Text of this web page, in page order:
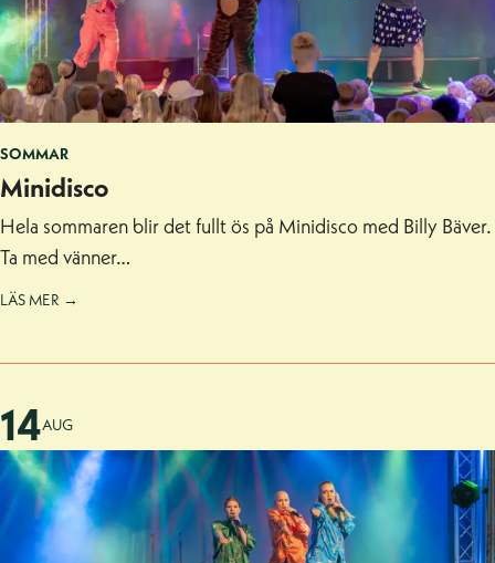
SOMMAR
Minidisco
Hela sommaren blir det fullt ös på Minidisco med Billy Bäver.
Ta med vänner…
LÄS MER →
14AUG